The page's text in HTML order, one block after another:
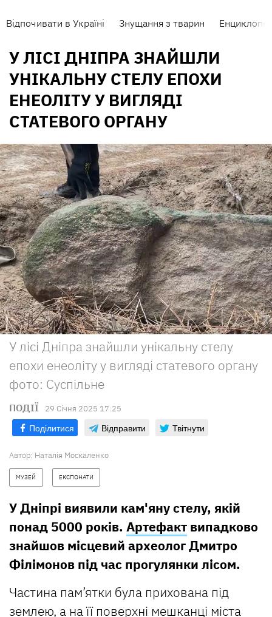
Відпочивати в Україні Знущання з тварин
У ЛІСІ ДНІПРА ЗНАЙШЛИ
УНІКАЛЬНУ СТЕЛУ ЕПОХИ
ЕНЕОЛІТУ У ВИГЛЯДІ
СТАТЕВОГО ОРГАНУ
У лісі Дніпра знайшли унікальну стелу
епохи енеоліту у вигляді статевого органу
фото: Суспільне
ПОДІЇ 29 Сiчня 2025 17:25
Поділитися Відправити Твітнути
Автор: Наталія Москаленко
МУЗЕЙ ЕКСПОНАТИ
У Дніпрі виявили кам'яну стелу, якій
понад 5000 років. Артефакт випадково
знайшов місцевий археолог Дмитро
Філімонов під час прогулянки лісом.
Частина пам’ятки була прихована під
землею, а на її поверхні мешканці міста